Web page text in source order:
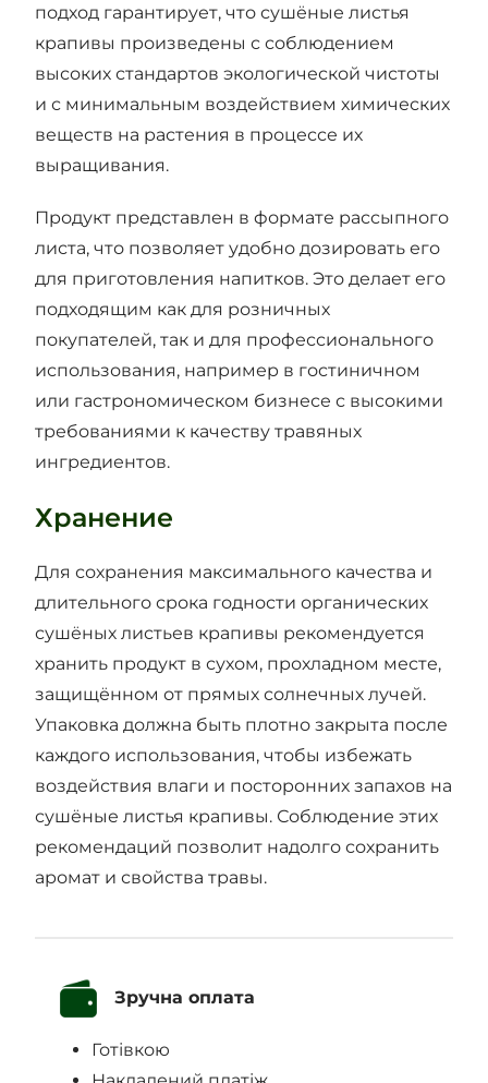
подход гарантирует, что сушёные листья
крапивы произведены с соблюдением
высоких стандартов экологической чистоты
и с минимальным воздействием химических
веществ на растения в процессе их
выращивания.
Продукт представлен в формате рассыпного
листа, что позволяет удобно дозировать его
для приготовления напитков. Это делает его
подходящим как для розничных
покупателей, так и для профессионального
использования, например в гостиничном
или гастрономическом бизнесе с высокими
требованиями к качеству травяных
ингредиентов.
Хранение
Для сохранения максимального качества и
длительного срока годности органических
сушёных листьев крапивы рекомендуется
хранить продукт в сухом, прохладном месте,
защищённом от прямых солнечных лучей.
Упаковка должна быть плотно закрыта после
каждого использования, чтобы избежать
воздействия влаги и посторонних запахов на
сушёные листья крапивы. Соблюдение этих
рекомендаций позволит надолго сохранить
аромат и свойства травы.
Зручна оплата
Готівкою